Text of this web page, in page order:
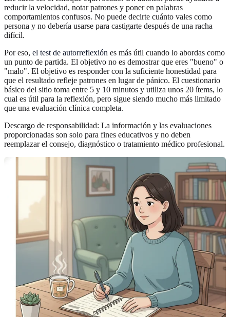
reducir la velocidad, notar patrones y poner en palabras
comportamientos confusos. No puede decirte cuánto vales como
persona y no debería usarse para castigarte después de una racha
difícil.
Por eso, el test de autorreflexión es más útil cuando lo abordas como
un punto de partida. El objetivo no es demostrar que eres "bueno" o
"malo". El objetivo es responder con la suficiente honestidad para
que el resultado refleje patrones en lugar de pánico. El cuestionario
básico del sitio toma entre 5 y 10 minutos y utiliza unos 20 ítems, lo
cual es útil para la reflexión, pero sigue siendo mucho más limitado
que una evaluación clínica completa.
Descargo de responsabilidad: La información y las evaluaciones
proporcionadas son solo para fines educativos y no deben
reemplazar el consejo, diagnóstico o tratamiento médico profesional.